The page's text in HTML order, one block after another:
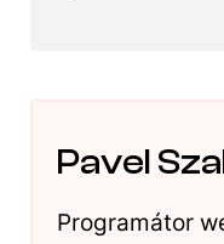
Pavel
Programátor